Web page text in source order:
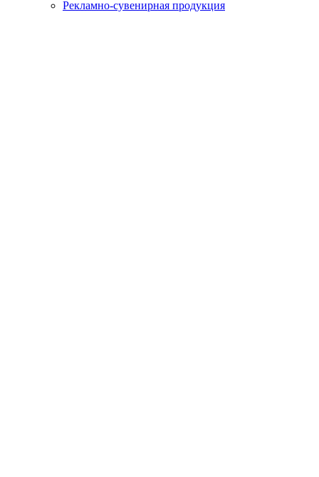
Рекламно-сувенирная продукция